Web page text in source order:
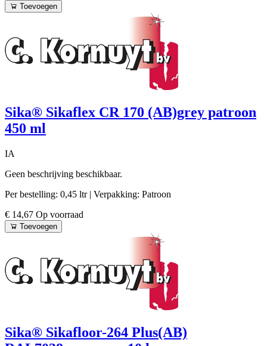
Toevoegen
Sika® Sikaflex CR 170 (AB)grey patroon
450 ml
IA
Geen beschrijving beschikbaar.
Per bestelling: 0,45 ltr | Verpakking: Patroon
€ 14,67 Op voorraad
Toevoegen
Sika® Sikafloor-264 Plus(AB)